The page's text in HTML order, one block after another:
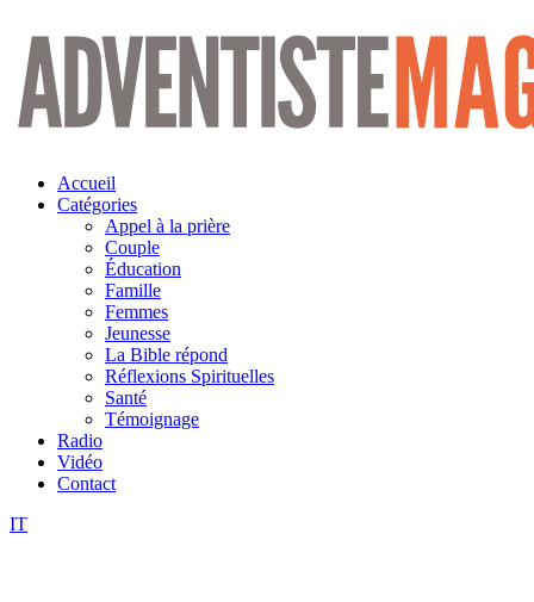
Aller
contenu
Accueil
Catégories
Appel à la prière
Couple
Éducation
Famille
Femmes
Jeunesse
La Bible répond
Réflexions Spirituelles
Santé
Témoignage
Radio
Vidéo
Contact
IT